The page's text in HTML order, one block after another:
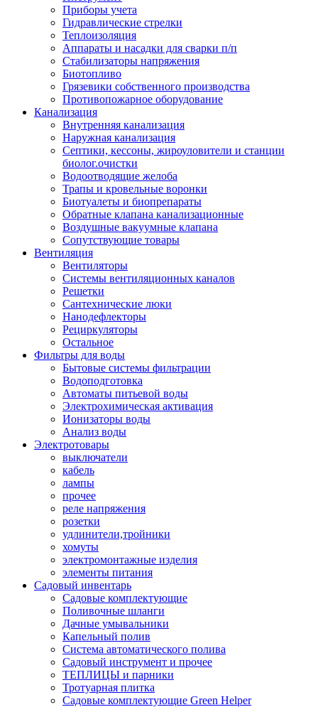
Приборы учета
Гидравлические стрелки
Теплоизоляция
Аппараты и насадки для сварки п/п
Стабилизаторы напряжения
Биотопливо
Грязевики собственного производства
Противопожарное оборудование
Канализация
Внутренняя канализация
Наружная канализация
Септики, кессоны, жироуловители и станции
биолог.очистки
Водоотводящие желоба
Трапы и кровельные воронки
Биотуалеты и биопрепараты
Обратные клапана канализационные
Воздушные вакуумные клапана
Сопутствующие товары
Вентиляция
Вентиляторы
Системы вентиляционных каналов
Решетки
Сантехнические люки
Нанодефлекторы
Рециркуляторы
Остальное
Фильтры для воды
Бытовые системы фильтрации
Водоподготовка
Автоматы питьевой воды
Электрохимическая активация
Ионизаторы воды
Анализ воды
Электротовары
выключатели
кабель
лампы
прочее
реле напряжения
розетки
удлинители,тройники
хомуты
электромонтажные изделия
элементы питания
Садовый инвентарь
Садовые комплектующие
Поливочные шланги
Дачные умывальники
Капельный полив
Система автоматического полива
Садовый инструмент и прочее
ТЕПЛИЦЫ и парники
Тротуарная плитка
Садовые комплектующие Green Helper